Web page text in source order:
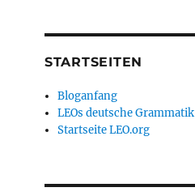
STARTSEITEN
Bloganfang
LEOs deutsche Grammatik
Startseite LEO.org